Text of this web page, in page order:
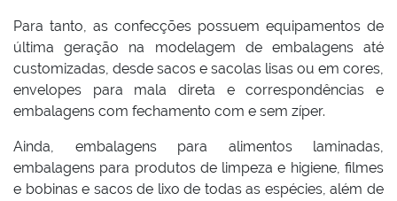
Para tanto, as confecções possuem equipamentos de
última geração na modelagem de embalagens até
customizadas, desde sacos e sacolas lisas ou em cores,
envelopes para mala direta e correspondências e
embalagens com fechamento com e sem zíper.
Ainda, embalagens para alimentos laminadas,
embalagens para produtos de limpeza e higiene, filmes
e bobinas e sacos de lixo de todas as espécies, além de